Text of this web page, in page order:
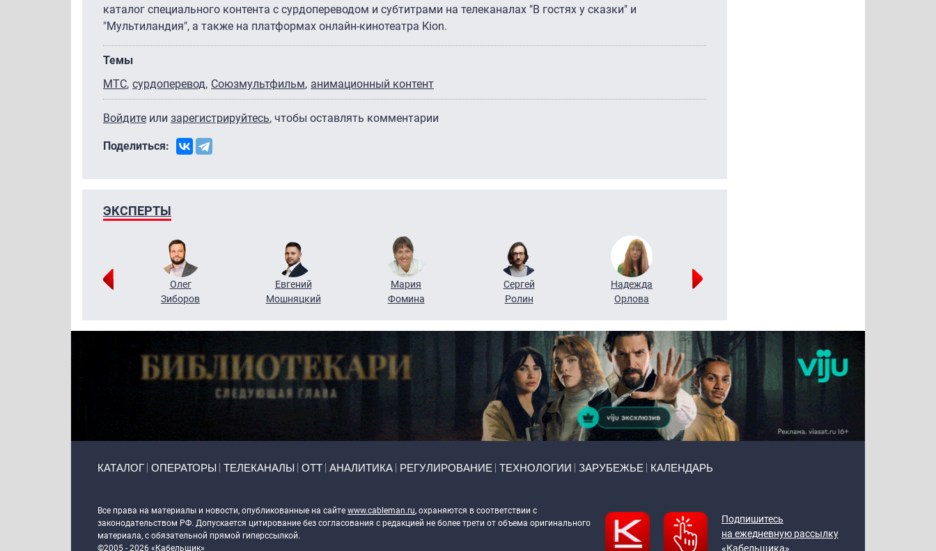
каталог специального контента с сурдопереводом и субтитрами на телеканалах "В гостях у сказки" и
"Мультиландия", а также на платформах онлайн-кинотеатра Кion.
Темы
МТС сурдоперевод Союзмультфильм анимационный контент
Войдите или зарегистрируйтесь, чтобы оставлять комментарии
Поделиться:
ЭКСПЕРТЫ
Олег
Зиборов
Евгений
Мошняцкий
Мария
Фомина
Сергей
Ролин
Надежда
Орлова
КАТАЛОГ ОПЕРАТОРЫ ТЕЛЕКАНАЛЫ ОТТ АНАЛИТИКА РЕГУЛИРОВАНИЕ ТЕХНОЛОГИИ ЗАРУБЕЖЬЕ КАЛЕНДАРЬ
Все права на материалы и новости, опубликованные на сайте www.cableman.ru, охраняются в соответствии с
законодательством РФ. Допускается цитирование без согласования с редакцией не более трети от объема оригинального
материала, с обязательной прямой гиперссылкой.
©2005 - 2026 «Кабельщик»
Подпишитесь
на ежедневную рассылку
«Кабельщика»